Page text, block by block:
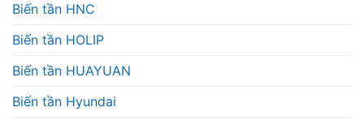
Biến tần HNC
Biến tần HOLIP
Biến tần HUAYUAN
Biến tần Hyundai